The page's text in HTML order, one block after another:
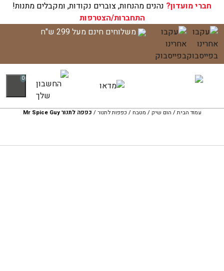
חברי מועדון? נהנים מהנחות, צוברים נקודות, ומקבלים מתנות!
התחברות/הצטרפות
דלג
לתוכן
משלוחים חינם מעל 299 ש"ח
0
עגלת הקניות שלך ריקה כעת!
עמוד הבית/ הום שיק/ מטבח / כפפות לתנור/ כפפה לתנור Mr Spice Guy